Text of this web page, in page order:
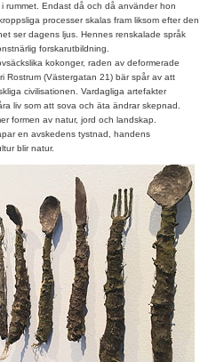
rummet. Endast då och då använder hon
processer skalas fram liksom efter den
ser dagens ljus. Hennes renskalade språk
forskarutbildning.
kokonger, raden av deformerade
Rostrum (Västergatan 21) bär spår av att
civilisationen. Vardagliga artefakter
liv som att sova och äta ändrar skepnad.
formen av natur, jord och landskap.
en avskedens tystnad, handens
blir natur.